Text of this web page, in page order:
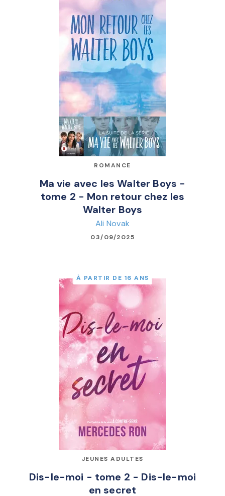
ROMANCE
Ma vie avec les Walter Boys -
tome 2 - Mon retour chez les
Walter Boys
Ali Novak
03/09/2025
À PARTIR DE 16 ANS
JEUNES ADULTES
Dis-le-moi - tome 2 - Dis-le-moi
en secret